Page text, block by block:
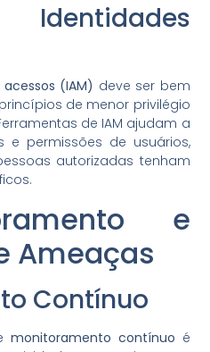
(IAM) deve ser bem
de menor privilégio
de IAM ajudam a
e permissões de usuários,
autorizadas tenham
e
Ameaças
Contínuo
monitoramento contínuo é